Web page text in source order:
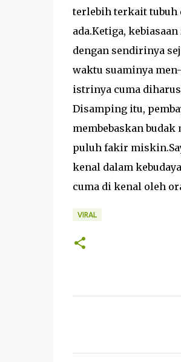
terlebih terkait tubuh
ada.Ketiga,
dengan sendirinya
waktu suaminya
istrinya cuma
Disamping itu,
membebaskan
puluh fakir
kenal dalam
cuma di kenal oleh
VIRAL